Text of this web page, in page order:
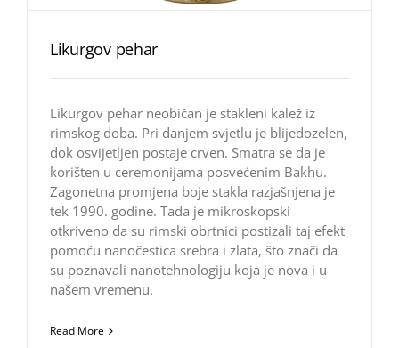
Likurgov pehar
Likurgov pehar neobičan je stakleni kalež iz
rimskog doba. Pri danjem svjetlu je blijedozelen,
dok osvijetljen postaje crven. Smatra se da je
korišten u ceremonijama posvećenim Bakhu.
Zagonetna promjena boje stakla razjašnjena je
tek 1990. godine. Tada je mikroskopski
otkriveno da su rimski obrtnici postizali taj efekt
pomoću nanočestica srebra i zlata, što znači da
su poznavali nanotehnologiju koja je nova i u
našem vremenu.
Read More